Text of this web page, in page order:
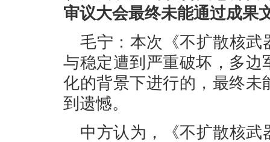
审议大会最终未能通过成果
毛宁：本次《不扩散核武
与稳定遭到严重破坏，多
化的背景下进行的，最终
到遗憾。
中方认为，《不扩散核